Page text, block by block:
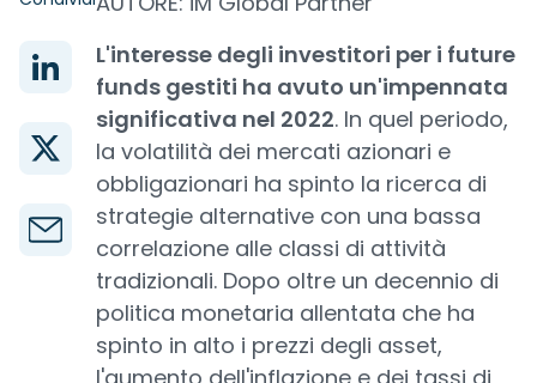
L'interesse degli investitori per i future
funds gestiti ha avuto un'impennata
significativa nel 2022. In quel periodo,
la volatilità dei mercati azionari e
obbligazionari ha spinto la ricerca di
strategie alternative con una bassa
correlazione alle classi di attività
tradizionali. Dopo oltre un decennio di
politica monetaria allentata che ha
spinto in alto i prezzi degli asset,